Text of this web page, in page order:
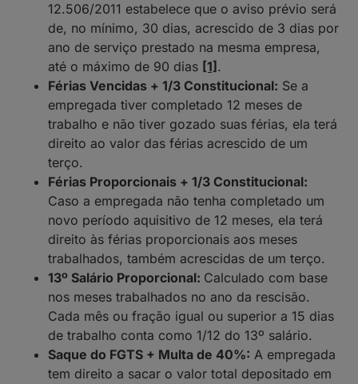
12.506/2011 estabelece que o aviso prévio será
de, no mínimo, 30 dias, acrescido de 3 dias por
ano de serviço prestado na mesma empresa,
até o máximo de 90 dias [1] .
Férias Vencidas + 1/3 Constitucional: Se a
empregada tiver completado 12 meses de
trabalho e não tiver gozado suas férias, ela terá
direito ao valor das férias acrescido de um
terço.
Férias Proporcionais + 1/3 Constitucional:
Caso a empregada não tenha completado um
novo período aquisitivo de 12 meses, ela terá
direito às férias proporcionais aos meses
trabalhados, também acrescidas de um terço.
13º Salário Proporcional: Calculado com base
nos meses trabalhados no ano da rescisão.
Cada mês ou fração igual ou superior a 15 dias
de trabalho conta como 1/12 do 13º salário.
Saque do FGTS + Multa de 40%: A empregada
tem direito a sacar o valor total depositado em